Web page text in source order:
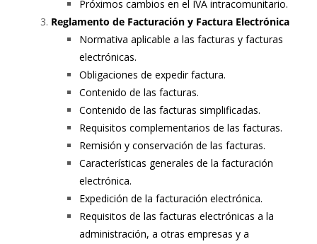
Próximos cambios en el IVA intracomunitario.
Reglamento de Facturación y Factura Electrónica
Normativa aplicable a las facturas y facturas
electrónicas.
Obligaciones de expedir factura.
Contenido de las facturas.
Contenido de las facturas simplificadas.
Requisitos complementarios de las facturas.
Remisión y conservación de las facturas.
Características generales de la facturación
electrónica.
Expedición de la facturación electrónica.
Requisitos de las facturas electrónicas a la
administración, a otras empresas y a